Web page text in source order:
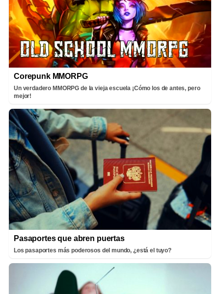
Corepunk MMORPG
Un verdadero MMORPG de la vieja escuela ¡Cómo los de antes, pero
mejor!
Pasaportes que abren puertas
Los pasaportes más poderosos del mundo, ¿está el tuyo?